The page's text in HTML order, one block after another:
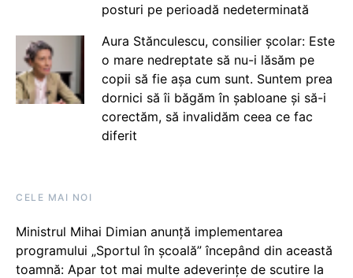
posturi pe perioadă nedeterminată
Aura Stănculescu, consilier școlar: Este
o mare nedreptate să nu-i lăsăm pe
copii să fie așa cum sunt. Suntem prea
dornici să îi băgăm în șabloane și să-i
corectăm, să invalidăm ceea ce fac
diferit
CELE MAI NOI
Ministrul Mihai Dimian anunță implementarea
programului „Sportul în școală” începând din această
toamnă: Apar tot mai multe adeverințe de scutire la